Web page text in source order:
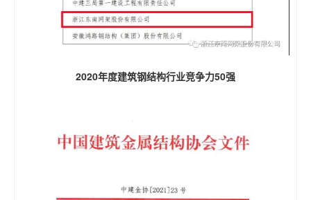
2020年度建筑钢结构行业竞争力50强